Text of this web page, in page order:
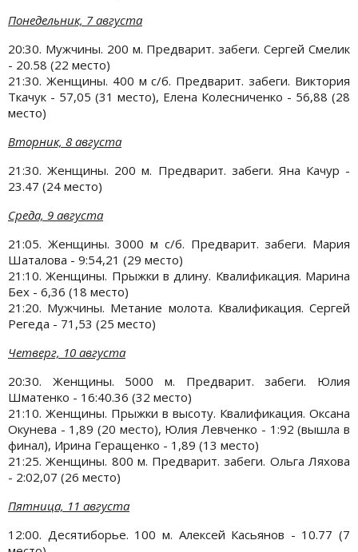
Понедельник, 7 августа
20:30. Мужчины. 200 м. Предварит. забеги. Сергей Смелик
- 20.58 (22 место)
21:30. Женщины. 400 м с/б. Предварит. забеги. Виктория
Ткачук - 57,05 (31 место), Елена Колесниченко - 56,88 (28
место)
Вторник, 8 августа
21:30. Женщины. 200 м. Предварит. забеги. Яна Качур -
23.47 (24 место)
Среда, 9 августа
21:05. Женщины. 3000 м с/б. Предварит. забеги. Мария
Шаталова - 9:54,21 (29 место)
21:10. Женщины. Прыжки в длину. Квалификация. Марина
Бех - 6,36 (18 место)
21:20. Мужчины. Метание молота. Квалификация. Сергей
Регеда - 71,53 (25 место)
Четверг, 10 августа
20:30. Женщины. 5000 м. Предварит. забеги. Юлия
Шматенко - 16:40.36 (32 место)
21:10. Женщины. Прыжки в высоту. Квалификация. Оксана
Окунева - 1,89 (20 место), Юлия Левченко - 1:92 (вышла в
финал), Ирина Геращенко - 1,89 (13 место)
21:25. Женщины. 800 м. Предварит. забеги. Ольга Ляхова
- 2:02,07 (26 место)
Пятница, 11 августа
12:00. Десятиборье. 100 м. Алексей Касьянов - 10.77 (7